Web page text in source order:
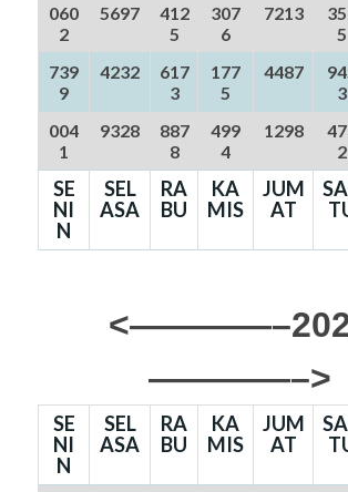
060
2
5697
412
5
307
6
7213
5
739
9
4232
617
3
177
5
4487
3
004
1
9328
887
8
499
4
1298
2
SE
NI
N
SEL
ASA
RA
BU
KA
MIS
JUM
AT
————–>
SE
NI
N
SEL
ASA
RA
BU
KA
MIS
JUM
AT